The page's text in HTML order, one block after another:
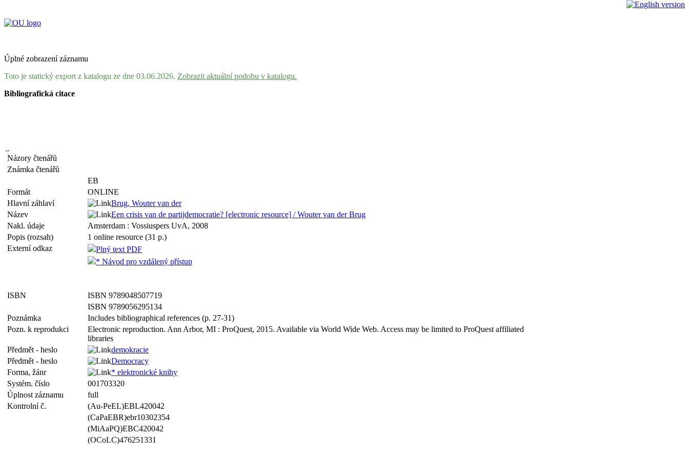
Úplné zobrazení záznamu
Toto je statický export z katalogu ze dne 03.06.2026. Zobrazit aktuální podobu v katalogu.
Bibliografická citace
Názory čtenářů
Známka čtenářů
EB
Formát
ONLINE
Hlavní záhlaví
Brug, Wouter van der
Název
Een crisis van de partijdemocratie? [electronic resource] / Wouter van der Brug
Nakl. údaje
Amsterdam : Vossiuspers UvA, 2008
Popis (rozsah)
1 online resource (31 p.)
Externí odkaz
Plný text PDF
* Návod pro vzdálený přístup
ISBN
ISBN 9789048507719
ISBN 9789056295134
Poznámka
Includes bibliographical references (p. 27-31)
Pozn. k reprodukci
Electronic reproduction. Ann Arbor, MI : ProQuest, 2015. Available via World Wide Web. Access may be limited to ProQuest affiliated
libraries
Předmět - heslo
demokracie
Předmět - heslo
Democracy
Forma, žánr
* elektronické knihy
Systém. číslo
001703320
Úplnost záznamu
full
Kontrolní č.
(Au-PeEL)EBL420042
(CaPaEBR)ebr10302354
(MiAaPQ)EBC420042
(OCoLC)476251331